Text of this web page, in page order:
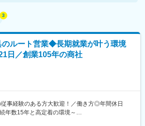
のルート営業◆長期就業が叶う環境
日／創業105年の商社
従事経験のある方大歓迎！／働き方◎年間休日
年数15年と高定着の環境～